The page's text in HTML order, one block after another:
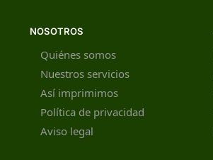
NOSOTROS
Quiénes somos
Nuestros servicios
Así imprimimos
Política de privacidad
Aviso legal